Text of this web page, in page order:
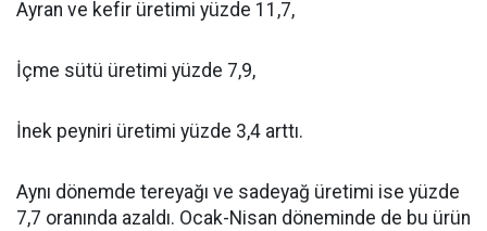
Ayran ve kefir üretimi yüzde 11,7,
İçme sütü üretimi yüzde 7,9,
İnek peyniri üretimi yüzde 3,4 arttı.
Aynı dönemde tereyağı ve sadeyağ üretimi ise yüzde
7,7 oranında azaldı. Ocak-Nisan döneminde de bu ürün